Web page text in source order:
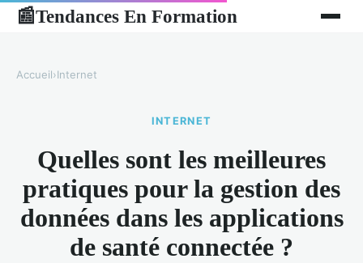
📰Tendances En Formation
Accueil›Internet
INTERNET
Quelles sont les meilleures
pratiques pour la gestion des
données dans les applications
de santé connectée ?